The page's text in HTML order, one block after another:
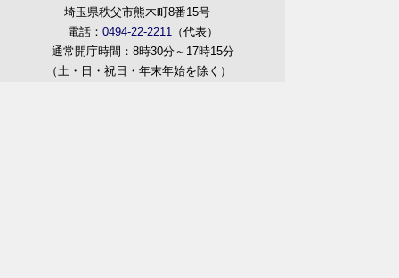
埼玉県秩父市熊木町8番15号
電話： 0494-22-2211（代表）
通常開庁時間：8時30分～17時15分
（土・日・祝日・年末年始を除く）